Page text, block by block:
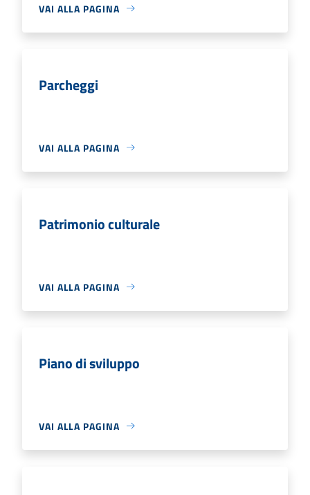
VAI ALLA PAGINA
Parcheggi
VAI ALLA PAGINA
Patrimonio culturale
VAI ALLA PAGINA
Piano di sviluppo
VAI ALLA PAGINA